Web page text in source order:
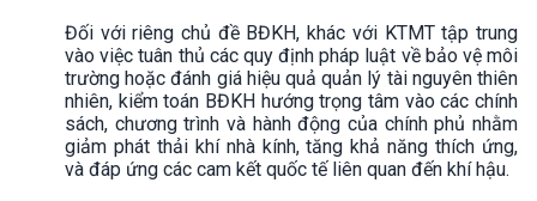
Đối với riêng chủ đề BĐKH, khác với KTMT tập trung
vào việc tuân thủ các quy định pháp luật về bảo vệ môi
trường hoặc đánh giá hiệu quả quản lý tài nguyên thiên
nhiên, kiểm toán BĐKH hướng trọng tâm vào các chính
sách, chương trình và hành động của chính phủ nhằm
giảm phát thải khí nhà kính, tăng khả năng thích ứng,
và đáp ứng các cam kết quốc tế liên quan đến khí hậu.